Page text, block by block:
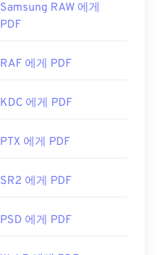
Samsung RAW 에게
PDF
RAF 에게 PDF
KDC 에게 PDF
PTX 에게 PDF
SR2 에게 PDF
PSD 에게 PDF